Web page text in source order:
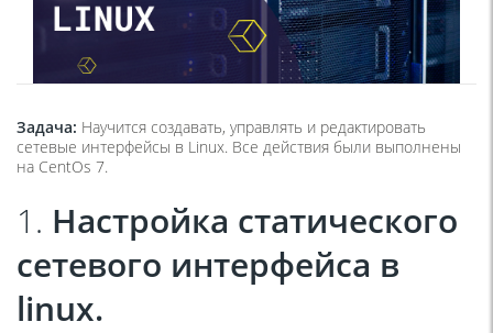
Задача: Научится создавать, управлять и редактировать
сетевые интерфейсы в Linux. Все действия были выполнены
на CentOs 7.
1. Настройка статического
сетевого интерфейса в
linux.